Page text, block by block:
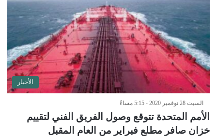
الأخبار
السبت 28 نوفمبر 2020 - 5:15 مساءً
الأمم المتحدة تتوقع وصول الفريق الفني لتقييم
خزان صافر مطلع فبراير من العام المقبل